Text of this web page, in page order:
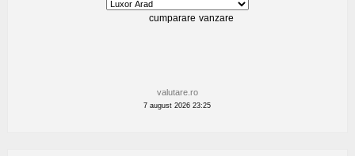
valutare.ro
7 august 2026 23:25